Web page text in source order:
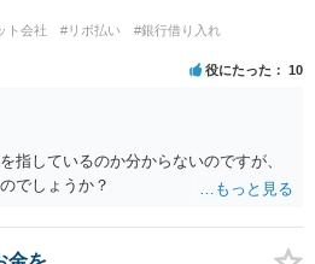
ト会社 #リボ払い
#銀行借り入れ
役にたった 10
指しているのか分からないのですが、
でしょうか？